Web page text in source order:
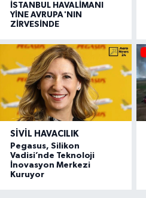
İSTANBUL HAVALİMANI
YİNE AVRUPA'NIN
ZİRVESİNDE
SIVIL HAVACILIK
Pegasus, Silikon
Vadisi’nde Teknoloji
İnovasyon Merkezi
Kuruyor